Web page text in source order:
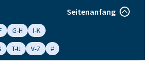
Seitenanfang
G-H
I-K
T-U V-Z #